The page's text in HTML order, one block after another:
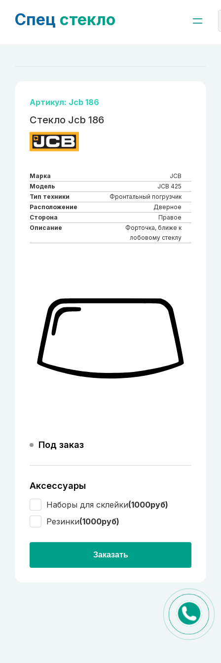
Спец стекло
Артикул: Jcb 186
Стекло Jcb 186
Марка
JCB
Модель
JCB 425
Тип техники
Фронтальный погрузчик
Расположение
Дверное
Сторона
Правое
Описание
Форточка, ближе к
лобовому стеклу
Под заказ
Аксессуары
Наборы для склейки(1000руб)
Резинки(1000руб)
Заказать